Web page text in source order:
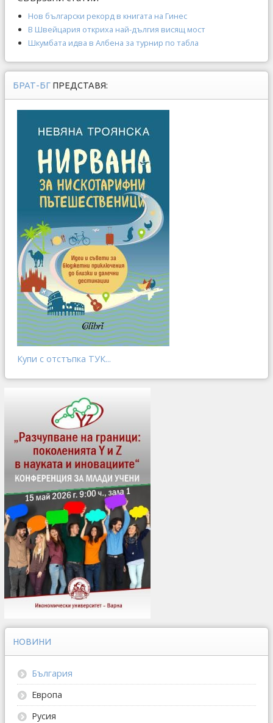
Нов български рекорд в книгата на Гинес
В Швейцария откриха най-дългия висящ мост
Шкумбата идва в Албена за турнир по табла
БРАТ-БГ ПРЕДСТАВЯ:
Купи с отстъпка ТУК...
НОВИНИ
България
Европа
Русия